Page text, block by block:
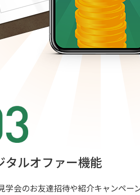
タルオファー機能
学会のお友達招待や紹介キャンペー